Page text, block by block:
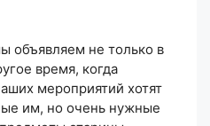
объявляем не только в
время, когда
мероприятий хотят
им, но очень нужные